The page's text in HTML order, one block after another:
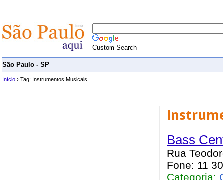
Custom Search
São Paulo - SP
Início › Tag: Instrumentos Musicais
Bass
Rua
Fone: 11
Categoria: